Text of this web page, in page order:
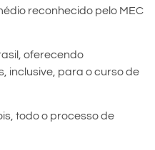
reconhecido pelo MEC
oferecendo
inclusive, para o curso de
todo o processo de